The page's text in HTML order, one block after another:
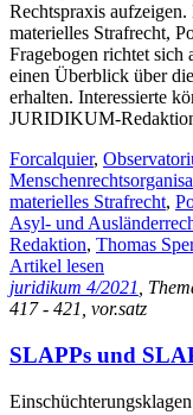
Rechtspraxis
materielles Strafrecht,
Fragebogen richtet
einen Überblick über
erhalten. Interessierte
JURIDIKUM-
Forcalquier,
materielles Strafrecht,
Asyl- und
Redaktion, Thomas
Artikel lesen
juridikum 4/2021
,
417 - 421, vor.satz
SLAPPs und